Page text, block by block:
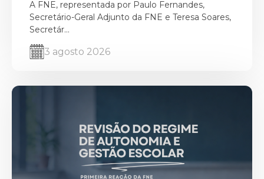
A FNE, representada por Paulo Fernandes,
Secretário-Geral Adjunto da FNE e Teresa Soares,
Secretár...
3 agosto 2026